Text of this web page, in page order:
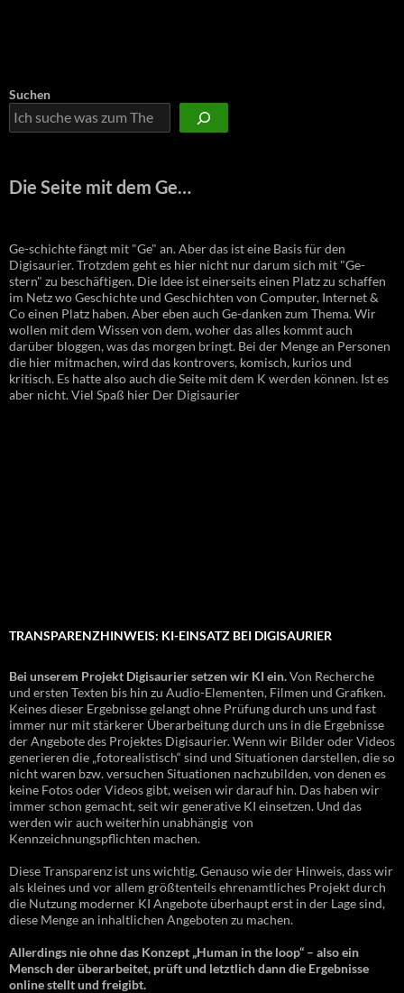
Suchen
Die Seite mit dem Ge…
Ge-schichte fängt mit "Ge" an. Aber das ist eine Basis für den
Digisaurier. Trotzdem geht es hier nicht nur darum sich mit "Ge-
stern" zu beschäftigen. Die Idee ist einerseits einen Platz zu schaffen
im Netz wo Geschichte und Geschichten von Computer, Internet &
Co einen Platz haben. Aber eben auch Ge-danken zum Thema. Wir
wollen mit dem Wissen von dem, woher das alles kommt auch
darüber bloggen, was das morgen bringt. Bei der Menge an Personen
die hier mitmachen, wird das kontrovers, komisch, kurios und
kritisch. Es hatte also auch die Seite mit dem K werden können. Ist es
aber nicht. Viel Spaß hier Der Digisaurier
TRANSPARENZHINWEIS: KI-EINSATZ BEI DIGISAURIER
Bei unserem Projekt Digisaurier setzen wir KI ein.Von Recherche
und ersten Texten bis hin zu Audio-Elementen, Filmen und Grafiken.
Keines dieser Ergebnisse gelangt ohne Prüfung durch uns und fast
immer nur mit stärkerer Überarbeitung durch uns in die Ergebnisse
der Angebote des Projektes Digisaurier. Wenn wir Bilder oder Videos
generieren die „fotorealistisch“ sind und Situationen darstellen, die so
nicht waren bzw. versuchen Situationen nachzubilden, von denen es
keine Fotos oder Videos gibt, weisen wir darauf hin. Das haben wir
immer schon gemacht, seit wir generative KI einsetzen. Und das
werden wir auch weiterhin unabhängig von
Kennzeichnungspflichten machen.
Diese Transparenz ist uns wichtig. Genauso wie der Hinweis, dass wir
als kleines und vor allem größtenteils ehrenamtliches Projekt durch
die Nutzung moderner KI Angebote überhaupt erst in der Lage sind,
diese Menge an inhaltlichen Angeboten zu machen.
Allerdings nie ohne das Konzept „Human in the loop“ – also ein
Mensch der überarbeitet, prüft und letztlich dann die Ergebnisse
online stellt und freigibt.